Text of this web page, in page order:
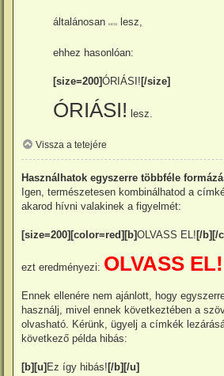
általánosan KICSIlesz,
ehhez hasonlóan:
[size=200]ÓRIÁSI![/size]
ÓRIÁSI! lesz.
Vissza a tetejére
Használhatok egyszerre többféle
Igen, természetesen kombinálhatod a
akarod hívni valakinek a figyelmét:
[size=200][color=red][b]OLVASS EL! [/b][/
ezt eredményezi: OLVASS EL!
Ennek ellenére nem ajánlott, hogy
használj, mivel ennek következtében a
olvasható. Kérünk, ügyelj a címkék
következő példa hibás:
[b][u] Ez így hibás! [/b][/u]